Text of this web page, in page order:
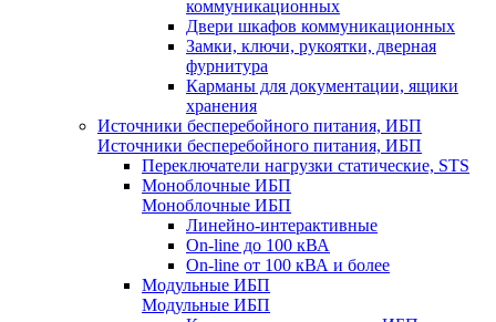
коммуникационных
Двери шкафов коммуникационных
Замки, ключи, рукоятки, дверная
фурнитура
Карманы для документации, ящики
хранения
Источники бесперебойного питания, ИБП
Источники бесперебойного питания, ИБП
Переключатели нагрузки статические, STS
Моноблочные ИБП
Моноблочные ИБП
Линейно-интерактивные
On-line до 100 кВА
On-line от 100 кВА и более
Модульные ИБП
Модульные ИБП